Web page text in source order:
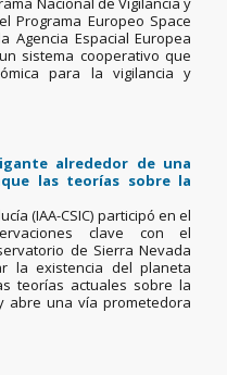
Programa Europeo Space
Agencia Espacial Europea
sistema cooperativo que
para la vigilancia y
alrededor de una
las teorías sobre la
(IAA-CSIC) participó en el
clave con el
de Sierra Nevada
la existencia del planeta
teorías actuales sobre la
abre una vía prometedora